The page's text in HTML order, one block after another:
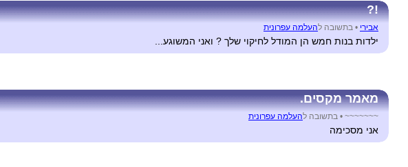
!?
אבירי • בתשובה להעלמה עפרונית
ילדות בנות חמש הן המודל לחיקוי שלך ? ואני המשוגע...
מאמר מקסים.
~~~~~~~ • בתשובה להעלמה עפרונית
אני מסכימה